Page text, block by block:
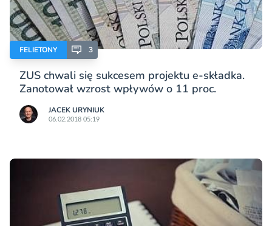
FELIETONY 3
ZUS chwali się sukcesem projektu e-składka.
Zanotował wzrost wpływów o 11 proc.
JACEK URYNIUK
06.02.2018 05:19